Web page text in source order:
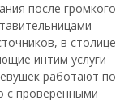
после громкого
в столице
интим услуги
работают по
с проверенными